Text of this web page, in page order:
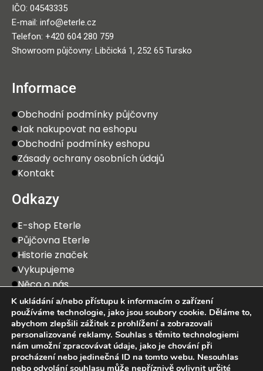
IČO: 04543335
E-mail: info@eterle.cz
Telefon: +420 604 280 759
Showroom půjčovny: Libčická 1, 252 65 Tursko
Informace
Obchodní podmínky půjčovny
Jak nakupovat na eshopu
Obchodní podmínky eshopu
Zásady ochrany osobních údajů
Kontakt
Odkazy
E-shop Eterle
Půjčovna Eterle
Historie značek
Vykupujeme
Něco o nás
2025 Eterle CZ, s.r.o. Všechna práva vyhrazena.
K ukládání a/nebo přístupu k informacím o zařízení
používáme technologie, jako jsou soubory cookie. Děláme to,
abychom zlepšili zážitek z prohlížení a zobrazovali
personalizované reklamy. Souhlas s těmito technologiemi
nám umožní zpracovávat údaje, jako je chování při
procházení nebo jedinečná ID na tomto webu. Nesouhlas
nebo odvolání souhlasu může nepříznivě ovlivnit určité